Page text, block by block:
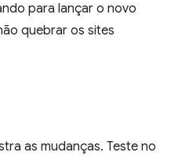
para lançar o novo
quebrar os sites
as mudanças. Teste no